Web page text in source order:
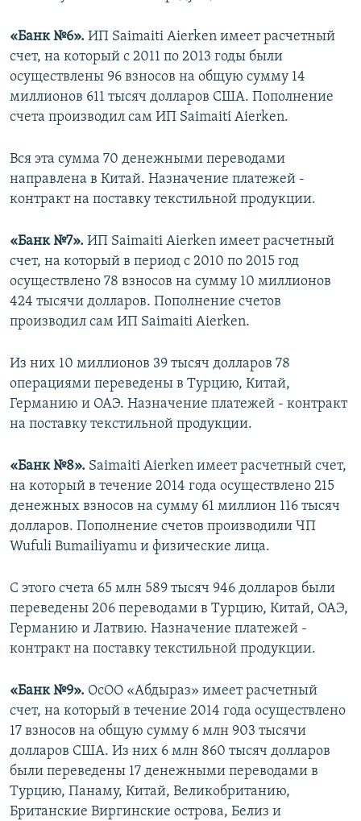
«Банк №6». ИП Saimaiti Aierken имеет расчетный
счет, на который с 2011 по 2013 годы были
осуществлены 96 взносов на общую сумму 14
миллионов 611 тысяч долларов США. Пополнение
счета производил сам ИП Saimaiti Aierken.
Вся эта сумма 70 денежными переводами
направлена в Китай. Назначение платежей -
контракт на поставку текстильной продукции.
«Банк №7». ИП Saimaiti Aierken имеет расчетный
счет, на который в период с 2010 по 2015 год
осуществлено 78 взносов на сумму 10 миллионов
424 тысячи долларов. Пополнение счетов
производил сам ИП Saimaiti Aierken.
Из них 10 миллионов 39 тысяч долларов 78
операциями переведены в Турцию, Китай,
Германию и ОАЭ. Назначение платежей - контракт
на поставку текстильной продукции.
«Банк №8». Saimaiti Aierken имеет расчетный счет,
на который в течение 2014 года осуществлено 215
денежных взносов на сумму 61 миллион 116 тысяч
долларов. Пополнение счетов производили ЧП
Wufuli Bumailiyamu и физические лица.
С этого счета 65 млн 589 тысяч 946 долларов были
переведены 206 переводами в Турцию, Китай, ОАЭ,
Германию и Латвию. Назначение платежей -
контракт на поставку текстильной продукции.
«Банк №9». ОсОО «Абдыраз» имеет расчетный
счет, на который в течение 2014 года осуществлено
17 взносов на общую сумму 6 млн 903 тысячи
долларов США. Из них 6 млн 860 тысяч долларов
были переведены 17 денежными переводами в
Турцию, Панаму, Китай, Великобританию,
Британские Виргинские острова, Белиз и